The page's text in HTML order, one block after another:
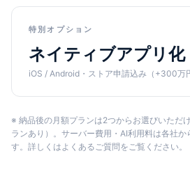
特別オプション
ネイティブアプリ化
iOS / Android・ストア申請込み（+300万
※ 納品後の月額プランは2つからお選びいただ
ランあり）。サーバー費用・AI利用料は各社
す。詳しくはよくあるご質問をご覧ください。